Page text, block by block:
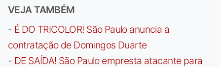
VEJA TAMBÉM
- É DO TRICOLOR! São Paulo anuncia a
contratação de Domingos Duarte
- DE SAÍDA! São Paulo empresta atacante para